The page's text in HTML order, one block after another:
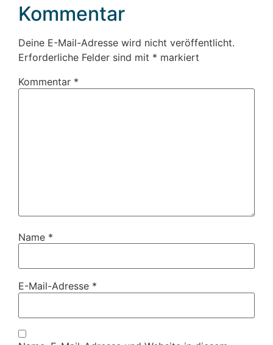
Kommentar
Deine E-Mail-Adresse wird nicht veröffentlicht.
Erforderliche Felder sind mit * markiert
Kommentar *
Name *
E-Mail-Adresse *